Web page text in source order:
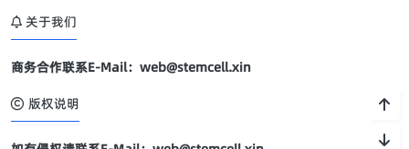
关于我们
商务合作联系E-Mail：web@stemcell.xin
版权说明